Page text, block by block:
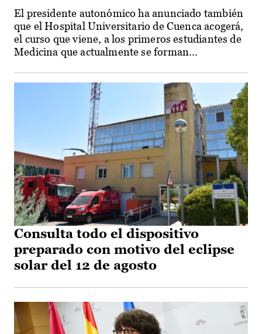
El presidente autonómico ha anunciado también
que el Hospital Universitario de Cuenca acogerá,
el curso que viene, a los primeros estudiantes de
Medicina que actualmente se forman...
Consulta todo el dispositivo
preparado con motivo del eclipse
solar del 12 de agosto